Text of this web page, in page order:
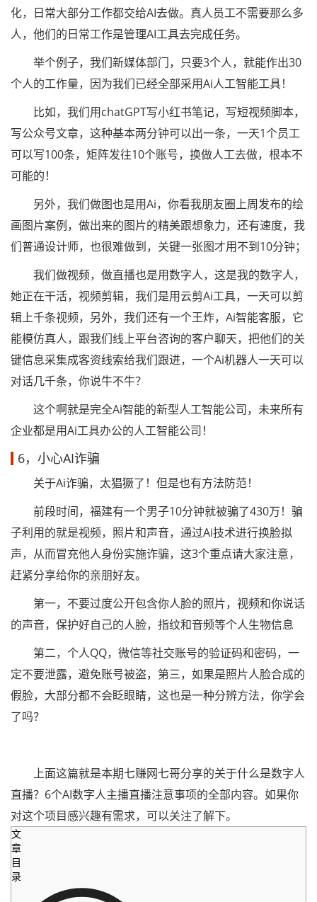
化，日常大部分工作都交给AI去做。真人员工不需要那么多
人，他们的日常工作是管理AI工具去完成任务。
举个例子，我们新媒体部门，只要3个人，就能作出30
个人的工作量，因为我们已经全部采用Ai人工智能工具！
比如，我们用chatGPT写小红书笔记，写短视频脚本，
写公众号文章，这种基本两分钟可以出一条，一天1个员工
可以写100条，矩阵发往10个账号，换做人工去做，根本不
可能的！
另外，我们做图也是用Ai，你看我朋友圈上周发布的绘
画图片案例，做出来的图片的精美跟想象力，还有速度，我
们普通设计师，也很难做到，关键一张图才用不到10分钟；
我们做视频，做直播也是用数字人，这是我的数字人，
她正在干活，视频剪辑，我们是用云剪Ai工具，一天可以剪
辑上千条视频，另外，我们还有一个王炸，Ai智能客服，它
能模仿真人，跟我们线上平台咨询的客户聊天，把他们的关
键信息采集成客资线索给我们跟进，一个Ai机器人一天可以
对话几千条，你说牛不牛？
这个啊就是完全Ai智能的新型人工智能公司，未来所有
企业都是用Ai工具办公的人工智能公司！
6，小心AI诈骗
关于Ai诈骗，太猖獗了！但是也有方法防范！
前段时间，福建有一个男子10分钟就被骗了430万！骗
子利用的就是视频，照片和声音，通过Ai技术进行换脸拟
声，从而冒充他人身份实施诈骗，这3个重点请大家注意，
赶紧分享给你的亲朋好友。
第一，不要过度公开包含你人脸的照片，视频和你说话
的声音，保护好自己的人脸，指纹和音频等个人生物信息
第二，个人QQ，微信等社交账号的验证码和密码，一
定不要泄露，避免账号被盗，第三，如果是照片人脸合成的
假脸，大部分都不会眨眼睛，这也是一种分辨方法，你学会
了吗？
上面这篇就是本期七赚网七哥分享的关于什么是数字人
直播？6个AI数字人主播直播注意事项的全部内容。如果你
对这个项目感兴趣有需求，可以关注了解下。
文
章
目
录